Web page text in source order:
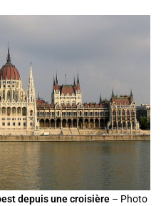
depuis une croisière – Photo